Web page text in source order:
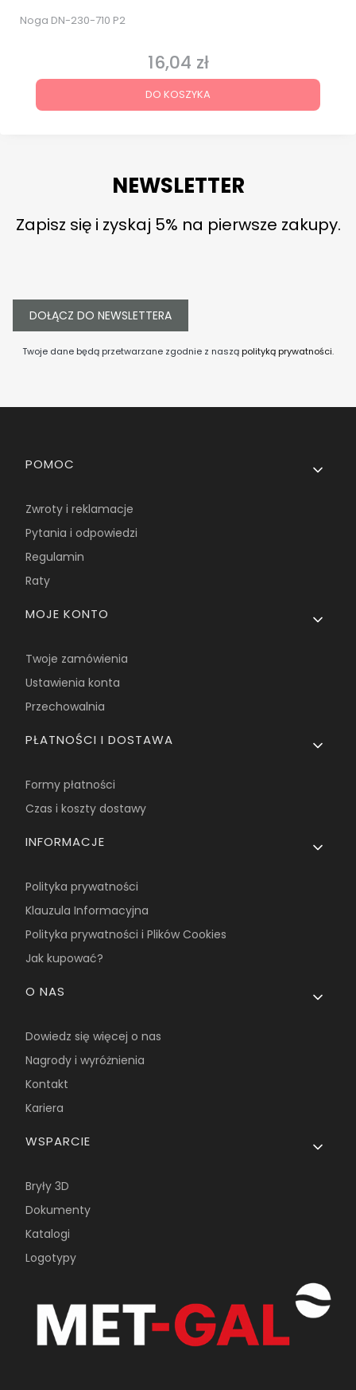
Noga DN-230-710 P2
Cena
16,04 zł
DO KOSZYKA
NEWSLETTER
Zapisz się i zyskaj 5% na pierwsze zakupy.
DOŁĄCZ DO NEWSLETTERA
Twoje dane będą przetwarzane zgodnie z naszą polityką prywatności.
Linki w stopce
POMOC
Zwroty i reklamacje
Pytania i odpowiedzi
Regulamin
Raty
MOJE KONTO
Twoje zamówienia
Ustawienia konta
Przechowalnia
PŁATNOŚCI I DOSTAWA
Formy płatności
Czas i koszty dostawy
INFORMACJE
Polityka prywatności
Klauzula Informacyjna
Polityka prywatności i Plików Cookies
Jak kupować?
O NAS
Dowiedz się więcej o nas
Nagrody i wyróżnienia
Kontakt
Kariera
WSPARCIE
Bryły 3D
Dokumenty
Katalogi
Logotypy